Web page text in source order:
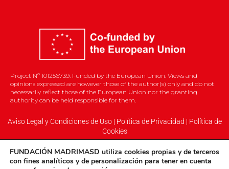
Project Nº 101256739. Funded by the European Union. Views and
opinions expressed are however those of the author(s) only and do not
necessarily reflect those of the European Union nor the granting
authority can be held responsible for them.
Aviso Legal y Condiciones de Uso| Política de Privacidad | Política de
Cookies
FUNDACIÓN MADRIMASD utiliza cookies propias yde terceros
con fines analíticos y de personalización para tener en cuenta